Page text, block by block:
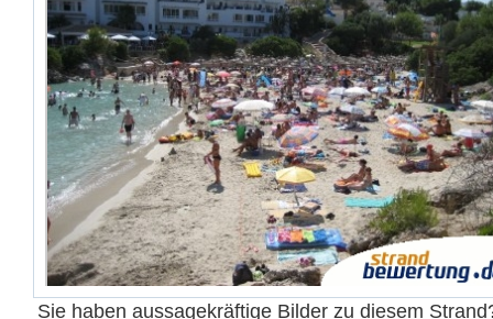
Sie haben aussagekräftige Bilder zu diesem